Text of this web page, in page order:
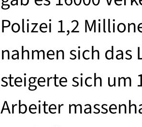
Polizei 1,2
nahmen sich
steigerte sich um
Arbeiter